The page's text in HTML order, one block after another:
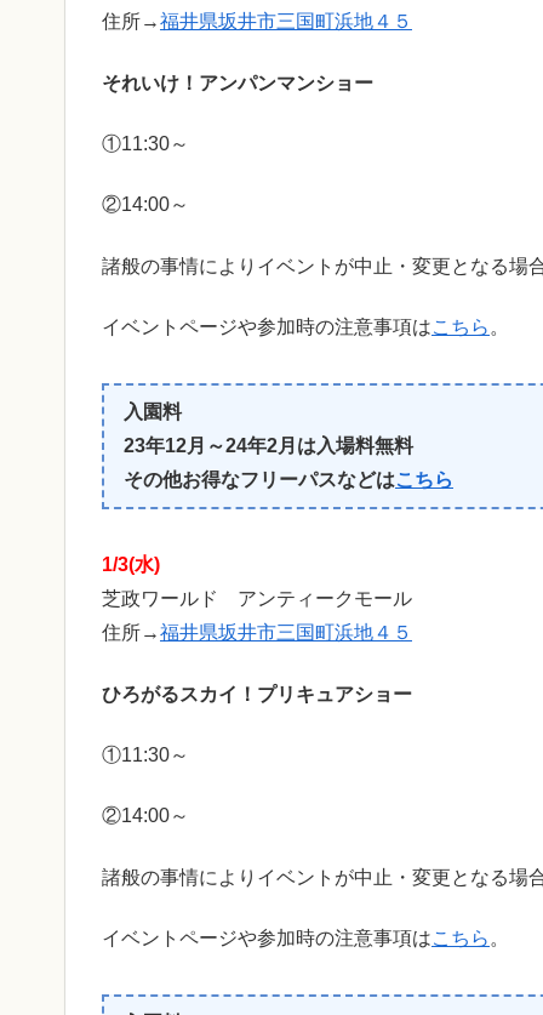
住所→福井県坂井市三国町浜地４５
それいけ！アンパンマンショー
①11:30～
②14:00～
諸般の事情によりイベントが中止・変更となる場
イベントページや参加時の注意事項はこちら 。
入園料
23年12月～24年2月は入場料無料
その他お得なフリーパスなどはこちら
1/3(水)
芝政ワールド アンティークモール
住所→福井県坂井市三国町浜地４５
ひろがるスカイ！プリキュアショー
①11:30～
②14:00～
諸般の事情によりイベントが中止・変更となる場
イベントページや参加時の注意事項はこちら 。